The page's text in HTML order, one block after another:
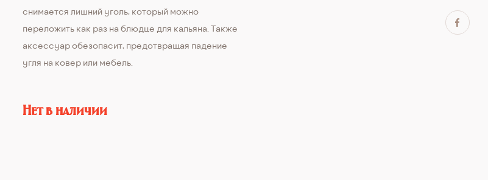
снимается лишний уголь, который можно
переложить как раз на блюдце для кальяна. Также
аксессуар обезопасит, предотвращая падение
угля на ковер или мебель.
Нет в наличии